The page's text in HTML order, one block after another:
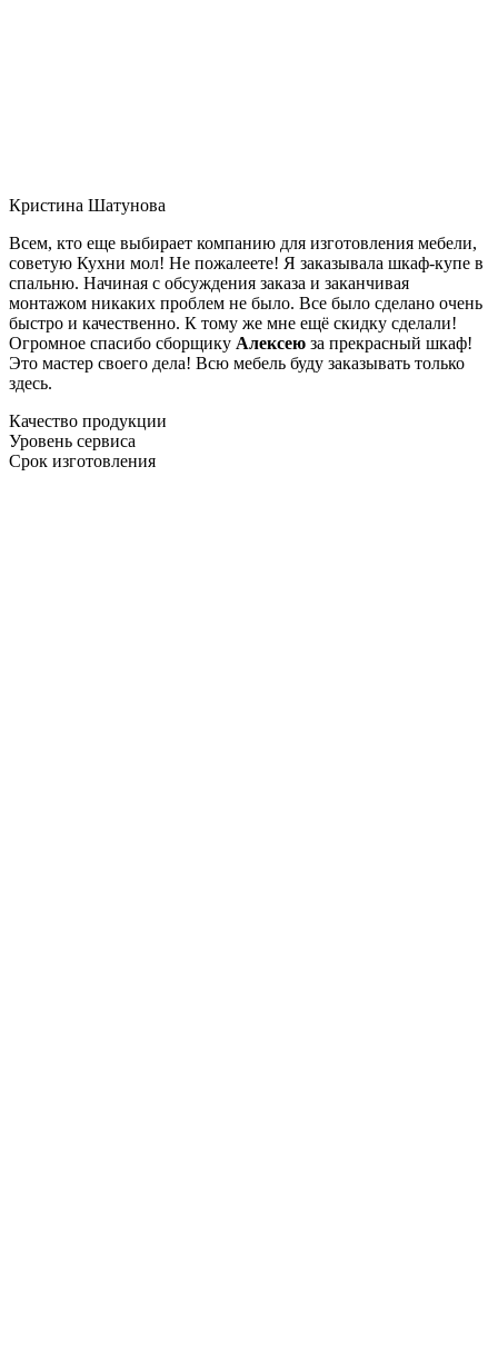
Кристина Шатунова
Всем, кто еще выбирает компанию для изготовления мебели,
советую Кухни мол! Не пожалеете! Я заказывала шкаф-купе в
спальню. Начиная с обсуждения заказа и заканчивая
монтажом никаких проблем не было. Все было сделано очень
быстро и качественно. К тому же мне ещё скидку сделали!
Огромное спасибо сборщику Алексею за прекрасный шкаф!
Это мастер своего дела! Всю мебель буду заказывать только
здесь.
Качество продукции
Уровень сервиса
Срок изготовления